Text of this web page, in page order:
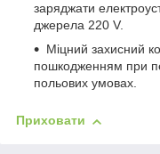
заряджати
джерела 220 V.
Міцний захисний
пошкодженням при
польових умовах.
Приховати